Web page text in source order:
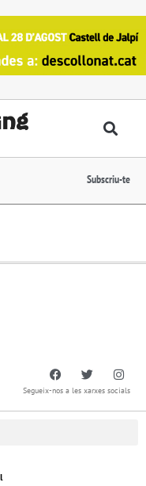
Subscriu-te
Segueix-nos a les xarxes socials